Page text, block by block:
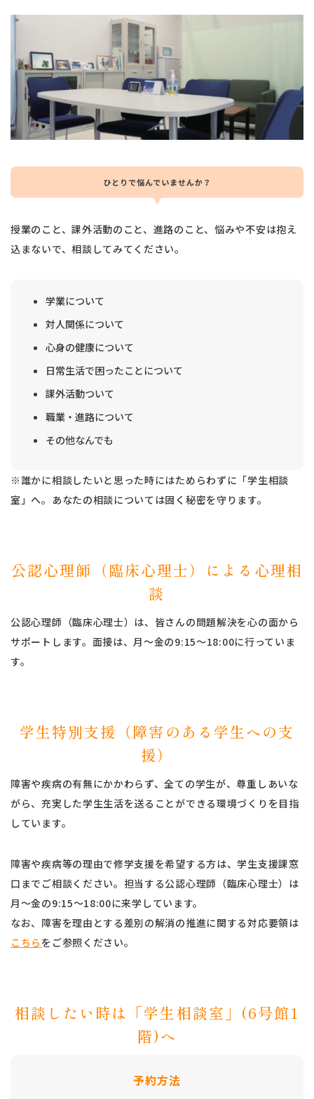
授業のこと、課外活動のこと、進路のこと、悩みや不安は抱え
込まないで、相談してみてください。
学業について
対人関係について
心身の健康について
日常生活で困ったことについて
課外活動ついて
職業・進路について
その他なんでも
※誰かに相談したいと思った時にはためらわずに「学生相談
室」へ。あなたの相談については固く秘密を守ります。
公認心理師（臨床心理士）による心理相
談
公認心理師（臨床心理士）は、皆さんの問題解決を心の面から
サポートします。面接は、月～金の9:15～18:00に行っていま
す。
学生特別支援（障害のある学生への支
援）
障害や疾病の有無にかかわらず、全ての学生が、尊重しあいな
がら、充実した学生生活を送ることができる環境づくりを目指
しています。
障害や疾病等の理由で修学支援を希望する方は、学生支援課窓
口までご相談ください。担当する公認心理師（臨床心理士）は
月～金の9:15～18:00に来学しています。
なお、障害を理由とする差別の解消の推進に関する対応要領は
こちら をご参照ください。
相談したい時は「学生相談室」(6号館1
階)へ
予約方法